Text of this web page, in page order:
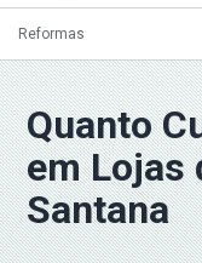
Reformas
Quanto
em Lojas
Santana